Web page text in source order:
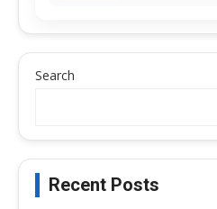
Search
Recent Posts